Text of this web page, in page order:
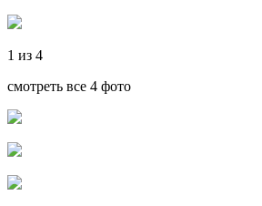
1 из 4
смотреть все 4 фото